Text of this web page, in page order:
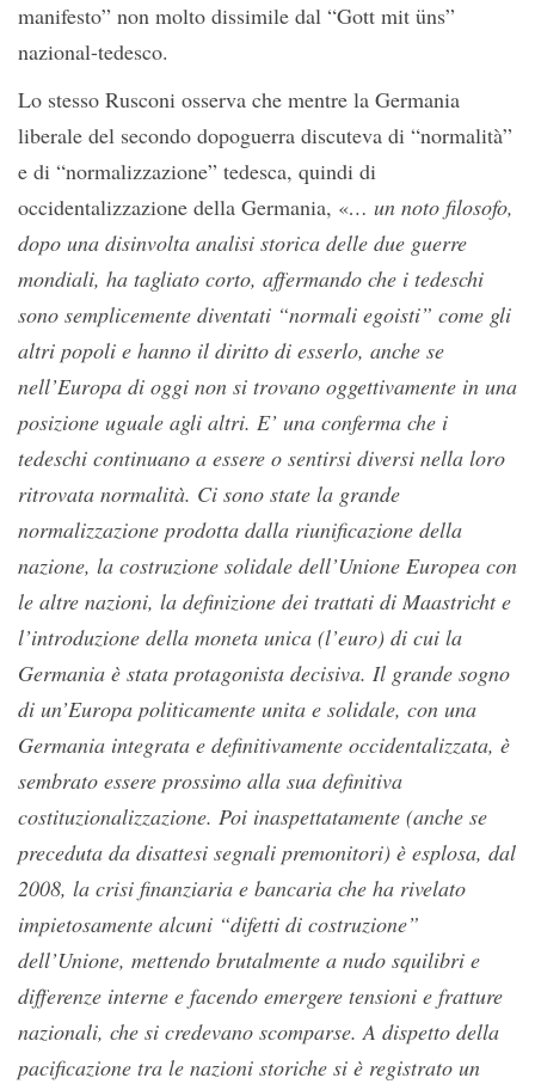
manifesto” non molto dissimile dal “Gott mit üns”
nazional-tedesco.
Lo stesso Rusconi osserva che mentre la Germania
liberale del secondo dopoguerra discuteva di “normalità”
e di “normalizzazione” tedesca, quindi di
occidentalizzazione della Germania, «… un noto filosofo,
dopo una disinvolta analisi storica delle due guerre
mondiali, ha tagliato corto, affermando che i tedeschi
sono semplicemente diventati “normali egoisti” come gli
altri popoli e hanno il diritto di esserlo, anche se
nell’Europa di oggi non si trovano oggettivamente in una
posizione uguale agli altri. E’ una conferma che i
tedeschi continuano a essere o sentirsi diversi nella loro
ritrovata normalità. Ci sono state la grande
normalizzazione prodotta dalla riunificazione della
nazione, la costruzione solidale dell’Unione Europea con
le altre nazioni, la definizione dei trattati di Maastricht e
l’introduzione della moneta unica (l’euro) di cui la
Germania è stata protagonista decisiva. Il grande sogno
di un’Europa politicamente unita e solidale, con una
Germania integrata e definitivamente occidentalizzata, è
sembrato essere prossimo alla sua definitiva
costituzionalizzazione. Poi inaspettatamente (anche se
preceduta da disattesi segnali premonitori) è esplosa, dal
2008, la crisi finanziaria e bancaria che ha rivelato
impietosamente alcuni “difetti di costruzione”
dell’Unione, mettendo brutalmente a nudo squilibri e
differenze interne e facendo emergere tensioni e fratture
nazionali, che si credevano scomparse. A dispetto della
pacificazione tra le nazioni storiche si è registrato un